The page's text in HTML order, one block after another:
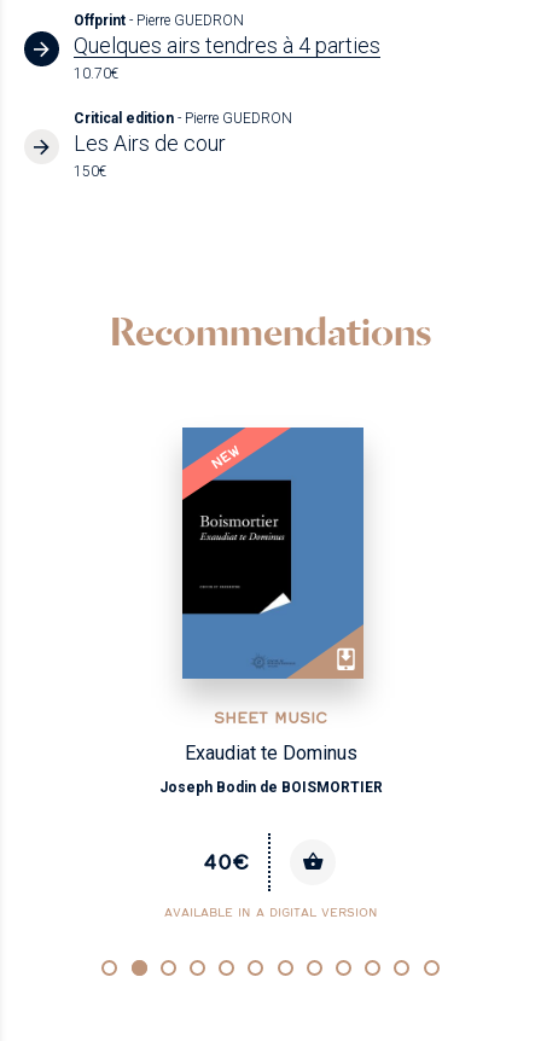
Offprint - Pierre GUEDRON
Quelques airs tendres à 4 parties
10.70€
Critical edition - Pierre GUEDRON
Les Airs de cour
150€
Recommendations
NEW
SHEET MUSIC
Exaudiat te Dominus
Joseph Bodin de BOISMORTIER
40€
AVAILABLE IN A DIGITAL VERSION